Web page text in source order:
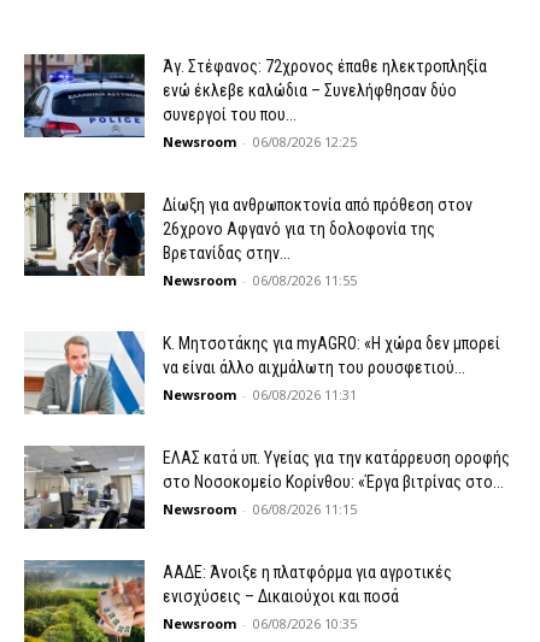
Άγ. Στέφανος: 72χρονος έπαθε ηλεκτροπληξία
ενώ έκλεβε καλώδια – Συνελήφθησαν δύο
συνεργοί του που...
Newsroom - 06/08/2026 12:25
Δίωξη για ανθρωποκτονία από πρόθεση στον
26χρονο Αφγανό για τη δολοφονία της
Βρετανίδας στην...
Newsroom - 06/08/2026 11:55
K. Μητσοτάκης για myAGRO: «Η χώρα δεν μπορεί
να είναι άλλο αιχμάλωτη του ρουσφετιού...
Newsroom - 06/08/2026 11:31
ΕΛΑΣ κατά υπ. Υγείας για την κατάρρευση οροφής
στο Νοσοκομείο Κορίνθου: «Έργα βιτρίνας στο...
Newsroom - 06/08/2026 11:15
ΑΑΔΕ: Άνοιξε η πλατφόρμα για αγροτικές
ενισχύσεις – Δικαιούχοι και ποσά
Newsroom - 06/08/2026 10:35